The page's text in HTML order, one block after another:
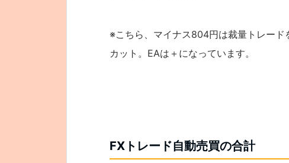
※こちら、マイナス804円は裁量トレード
カット。EAは＋になっています。
FXトレード自動売買の合計